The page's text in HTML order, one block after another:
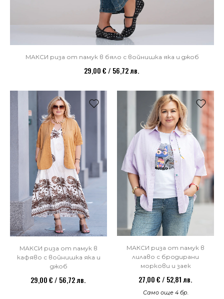
МАКСИ риза от памук в бяло с войнишка яка и джоб
29,00 € / 56,72 лв.
МАКСИ риза от памук в
кафяво с войнишка яка и
джоб
29,00 € / 56,72 лв.
МАКСИ риза от памук в
лилаво с бродирани
моркови и заек
27,00 € / 52,81 лв.
Само още 4 бр.